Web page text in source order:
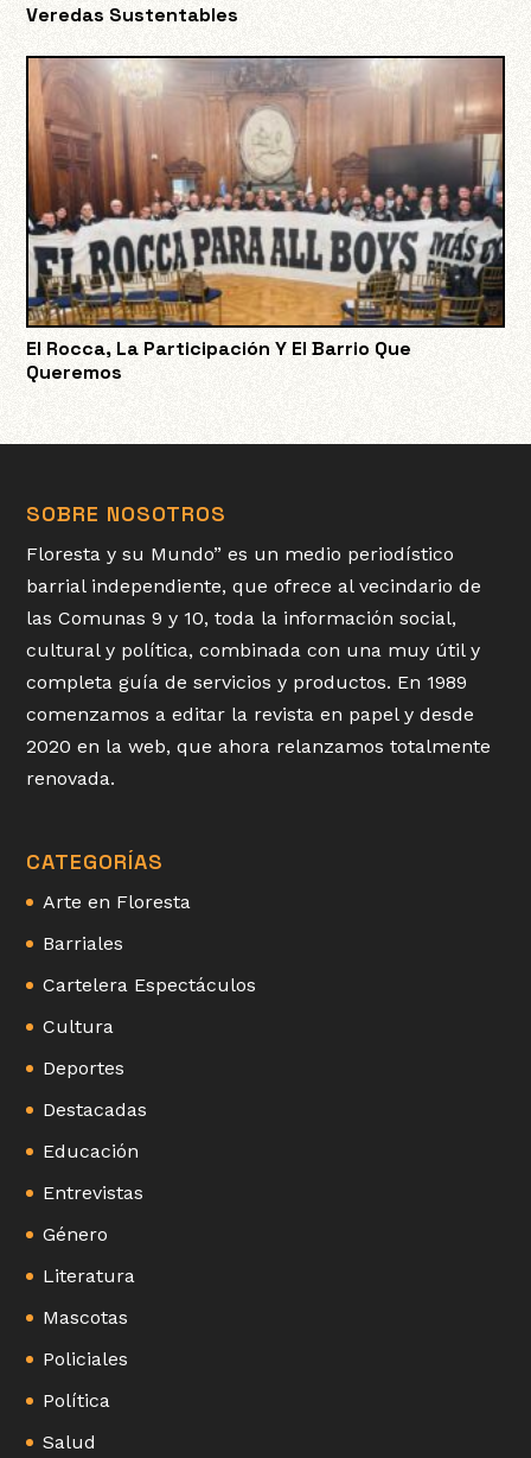
Veredas Sustentables
El Rocca, La Participación Y El Barrio Que
Queremos
SOBRE NOSOTROS
Floresta y su Mundo” es un medio periodístico
barrial independiente, que ofrece al vecindario de
las Comunas 9 y 10, toda la información social,
cultural y política, combinada con una muy útil y
completa guía de servicios y productos. En 1989
comenzamos a editar la revista en papel y desde
2020 en la web, que ahora relanzamos totalmente
renovada.
CATEGORÍAS
Arte en Floresta
Barriales
Cartelera Espectáculos
Cultura
Deportes
Destacadas
Educación
Entrevistas
Género
Literatura
Mascotas
Policiales
Política
Salud